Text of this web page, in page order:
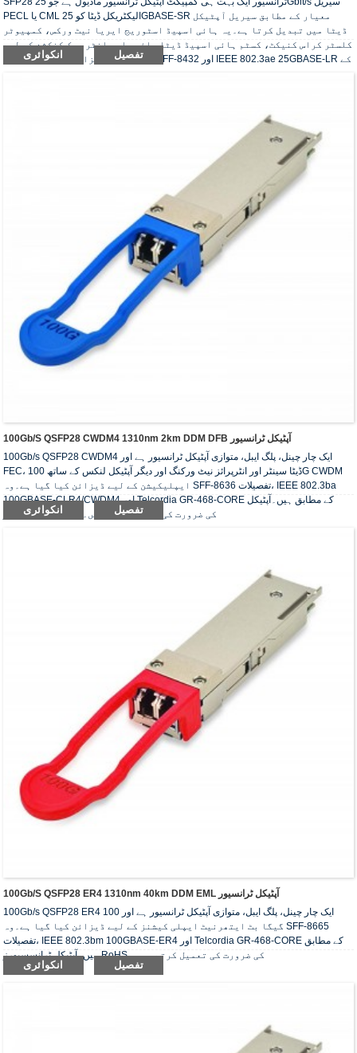
PECL یا CML الیکٹریکل ڈیٹا کو 25GBASE-SR معیار کے مطابق سیریل آپٹیکل
ڈیٹا میں تبدیل کرتا ہے۔یہ ہائی اسپیڈ اسٹوریج ایریا نیٹ ورکس، کمپیوٹر
کلسٹر کراس کنیکٹ، کسٹم ہائی اسپیڈ ڈیٹا پائپس اور انٹر ریک کنکشن کے لیے
ڈیزائن کیا گیا ہے۔وہ SFF-8431، SFF-8432 اور IEEE 802.3ae 25GBASE-LR کے
انکوائری تفصیل
100Gb/s QSFP28 CWDM4 1310nm 2km DDM DFB آپٹیکل ٹرانسیور
100Gb/s QSFP28 CWDM4 ایک چار چینل، پلگ ایبل، متوازی آپٹیکل ٹرانسیور ہے اور
FEC، ڈیٹا سینٹر اور انٹرپرائز نیٹ ورکنگ اور دیگر آپٹیکل لنکس کے ساتھ 100G CWDM
ایپلیکیشن کے لیے ڈیزائن کیا گیا ہے۔وہ SFF-8636 تفصیلات، IEEE 802.3ba
100GBASE-CLR4/CWDM4 اور Telcordia GR-468-CORE کے مطابق ہیں۔آپٹیکل
ٹرانسسیورز RoHS کی ضرورت کی تعمیل کرتے ہیں۔
انکوائری تفصیل
100Gb/s QSFP28 ER4 1310nm 40km DDM EML آپٹیکل ٹرانسیور
100Gb/s QSFP28 ER4 ایک چار چینل، پلگ ایبل، متوازی آپٹیکل ٹرانسیور ہے اور 100
گیگا بٹ ایتھرنیٹ ایپلی کیشنز کے لیے ڈیزائن کیا گیا ہے۔وہ SFF-8665
تفصیلات، IEEE 802.3bm 100GBASE-ER4 اور Telcordia GR-468-CORE کے مطابق
ہیں۔آپٹیکل ٹرانسسیورز RoHS کی ضرورت کی تعمیل کرتے ہیں۔
انکوائری تفصیل